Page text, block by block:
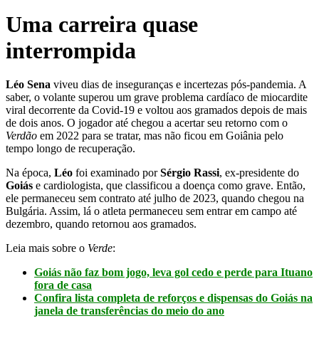
Uma carreira quase
interrompida
Léo Sena viveu dias de inseguranças e incertezas pós-pandemia. A
saber, o volante superou um grave problema cardíaco de miocardite
viral decorrente da Covid-19 e voltou aos gramados depois de mais
de dois anos. O jogador até chegou a acertar seu retorno com o
Verdão em 2022 para se tratar, mas não ficou em Goiânia pelo
tempo longo de recuperação.
Na época, Léo foi examinado porSérgio Rassi, ex-presidente do
Goiás e cardiologista, que classificou a doença como grave. Então,
ele permaneceu sem contrato até julho de 2023, quando chegou na
Bulgária. Assim, lá o atleta permaneceu sem entrar em campo até
dezembro, quando retornou aos gramados.
Leia mais sobre o Verde:
Goiás não faz bom jogo, leva gol cedo e perde para Ituano
fora de casa
Confira lista completa de reforços e dispensas do Goiás na
janela de transferências do meio do ano